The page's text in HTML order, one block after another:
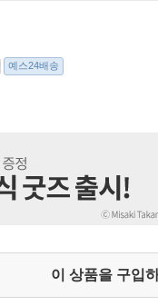
예스24배송
이 상품을 구입